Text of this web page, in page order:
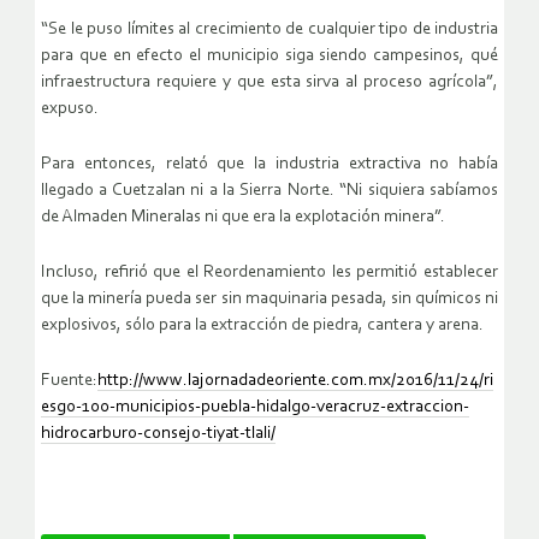
“Se le puso límites al crecimiento de cualquier tipo de industria
para que en efecto el municipio siga siendo campesinos, qué
infraestructura requiere y que esta sirva al proceso agrícola”,
expuso.
Para entonces, relató que la industria extractiva no había
llegado a Cuetzalan ni a la Sierra Norte. “Ni siquiera sabíamos
de Almaden Mineralas ni que era la explotación minera”.
Incluso, refirió que el Reordenamiento les permitió establecer
que la minería pueda ser sin maquinaria pesada, sin químicos ni
explosivos, sólo para la extracción de piedra, cantera y arena.
Fuente: http://www.lajornadadeoriente.com.mx/2016/11/24/ri
esgo-100-municipios-puebla-hidalgo-veracruz-extraccion-
hidrocarburo-consejo-tiyat-tlali/